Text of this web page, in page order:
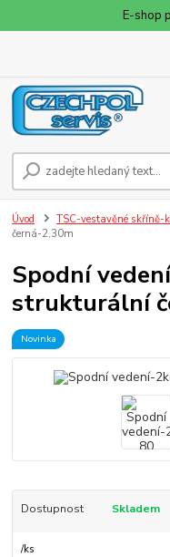
E-shop
Úvod TSC-vestavěné skříně-
černá-2,30m
Spodní
strukturální
Novinka
Dostupnost Skladem
/ks